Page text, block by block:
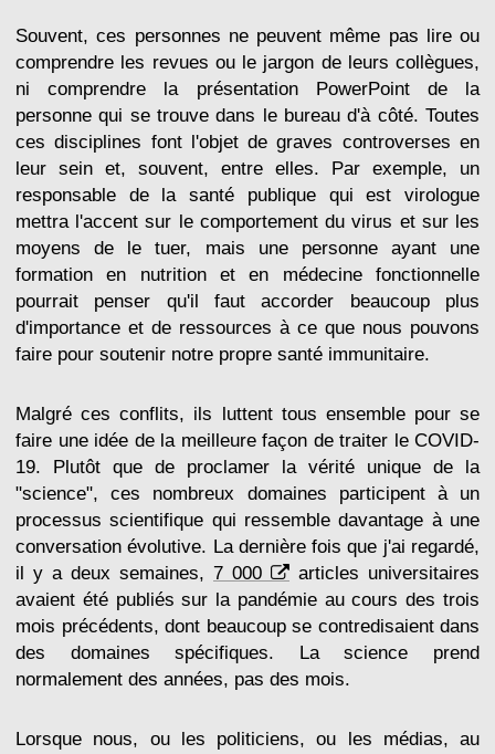
Souvent, ces personnes ne peuvent même pas lire ou
comprendre les revues ou le jargon de leurs collègues,
ni comprendre la présentation PowerPoint de la
personne qui se trouve dans le bureau d'à côté. Toutes
ces disciplines font l'objet de graves controverses en
leur sein et, souvent, entre elles. Par exemple, un
responsable de la santé publique qui est virologue
mettra l'accent sur le comportement du virus et sur les
moyens de le tuer, mais une personne ayant une
formation en nutrition et en médecine fonctionnelle
pourrait penser qu'il faut accorder beaucoup plus
d'importance et de ressources à ce que nous pouvons
faire pour soutenir notre propre santé immunitaire.
Malgré ces conflits, ils luttent tous ensemble pour se
faire une idée de la meilleure façon de traiter le COVID-
19. Plutôt que de proclamer la vérité unique de la
"science", ces nombreux domaines participent à un
processus scientifique qui ressemble davantage à une
conversation évolutive. La dernière fois que j'ai regardé,
il y a deux semaines, 7 000
articles universitaires
avaient été publiés sur la pandémie au cours des trois
mois précédents, dont beaucoup se contredisaient dans
des domaines spécifiques. La science prend
normalement des années, pas des mois.
Lorsque nous, ou les politiciens, ou les médias, au